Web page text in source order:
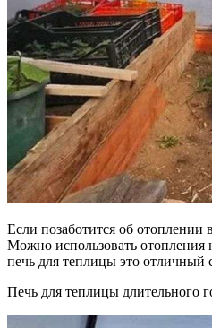
Если позаботится об отоплении
Можно использовать отопления
печь для теплицы это отличный
Печь для теплицы длительного